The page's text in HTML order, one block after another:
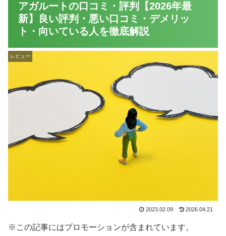
アガルートの口コミ・評判【2026年最
新】良い評判・悪い口コミ・デメリッ
ト・向いている人を徹底解説
レビュー
2023.02.09 2026.04.21
※この記事にはプロモーションが含まれています。